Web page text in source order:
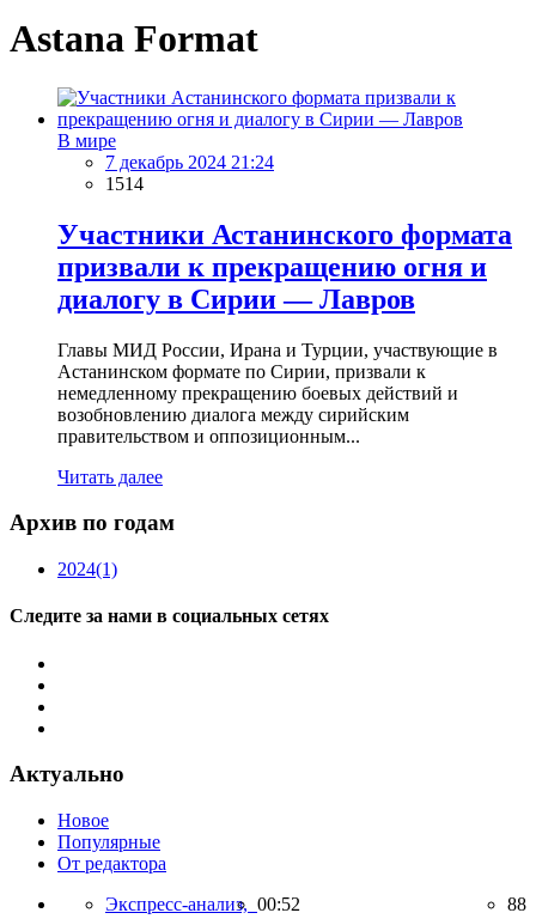
Astana Format
В мире
7 декабрь 2024 21:24
1514
Участники Астанинского формата
призвали к прекращению огня и
диалогу в Сирии — Лавров
Главы МИД России, Ирана и Турции, участвующие в
Астанинском формате по Сирии, призвали к
немедленному прекращению боевых действий и
возобновлению диалога между сирийским
правительством и оппозиционным...
Читать далее
Архив по годам
2024(1)
Следите за нами в социальных сетях
Актуально
Новое
Популярные
От редактора
Экспресс-анализ, 00:52 88